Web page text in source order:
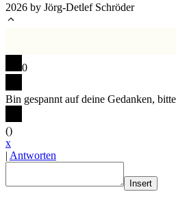
2026 by Jörg-Detlef Schröder
0
Bin gespannt auf deine Gedanken,
()
x
| Antworten
Insert